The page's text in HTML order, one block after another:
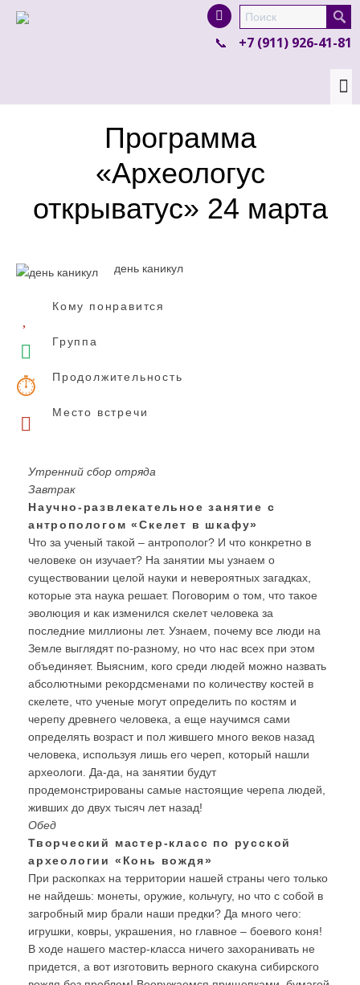
product in a size size .
colour items.
+7 (911) 926-41-81
Программа
«Археологус
открыватус» 24 марта
день каникул
Кому понравится
Группа
Продолжительность
Место встречи
Утренний сбор отряда
Завтрак
Научно-развлекательное занятие с
антропологом «Скелет в шкафу»
Что за ученый такой – антрополог? И что конкретно в
человеке он изучает? На занятии мы узнаем о
существовании целой науки и невероятных загадках,
которые эта наука решает. Поговорим о том, что такое
эволюция и как изменился скелет человека за
последние миллионы лет. Узнаем, почему все люди на
Земле выглядят по-разному, но что нас всех при этом
объединяет. Выясним, кого среди людей можно назвать
абсолютными рекордсменами по количеству костей в
скелете, что ученые могут определить по костям и
черепу древнего человека, а еще научимся сами
определять возраст и пол жившего много веков назад
человека, используя лишь его череп, который нашли
археологи. Да-да, на занятии будут
продемонстрированы самые настоящие черепа людей,
живших до двух тысяч лет назад!
Обед
Творческий мастер-класс по русской
археологии «Конь вождя»
При раскопках на территории нашей страны чего только
не найдешь: монеты, оружие, кольчугу, но что с собой в
загробный мир брали наши предки? Да много чего:
игрушки, ковры, украшения, но главное – боевого коня!
В ходе нашего мастер-класса ничего захоранивать не
придется, а вот изготовить верного скакуна сибирского